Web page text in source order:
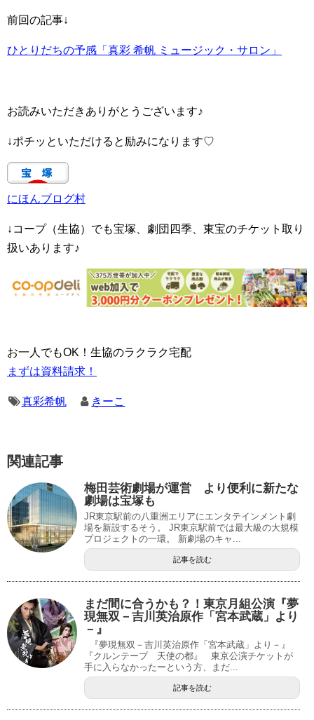
前回の記事↓
ひとりだちの予感「真彩 希帆 ミュージック・サロン」
お読みいただきありがとうございます♪
↓ポチッといただけると励みになります♡
にほんブログ村
↓コープ（生協）でも宝塚、劇団四季、東宝のチケット取り
扱いあります♪
お一人でもOK！生協のラクラク宅配
まずは資料請求！
真彩希帆 きーこ
関連記事
梅田芸術劇場が運営 より便利に新たな
劇場は宝塚も
JR東京駅前の八重洲エリアにエンタテインメント劇
場を新設するそう。 JR東京駅前では最大級の大規模
プロジェクトの一環。 新劇場のキャ...
記事を読む
まだ間に合うかも？！東京月組公演『夢
現無双－吉川英治原作「宮本武蔵」より
－』
『夢現無双－吉川英治原作「宮本武蔵」より－』
『クルンテープ 天使の都』 東京公演チケットが
手に入らなかったーという方、まだ...
記事を読む